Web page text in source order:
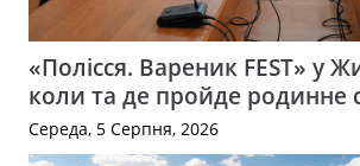
«Полісся. Вареник FEST» у
коли та де пройде родинне
Середа, 5 Серпня, 2026